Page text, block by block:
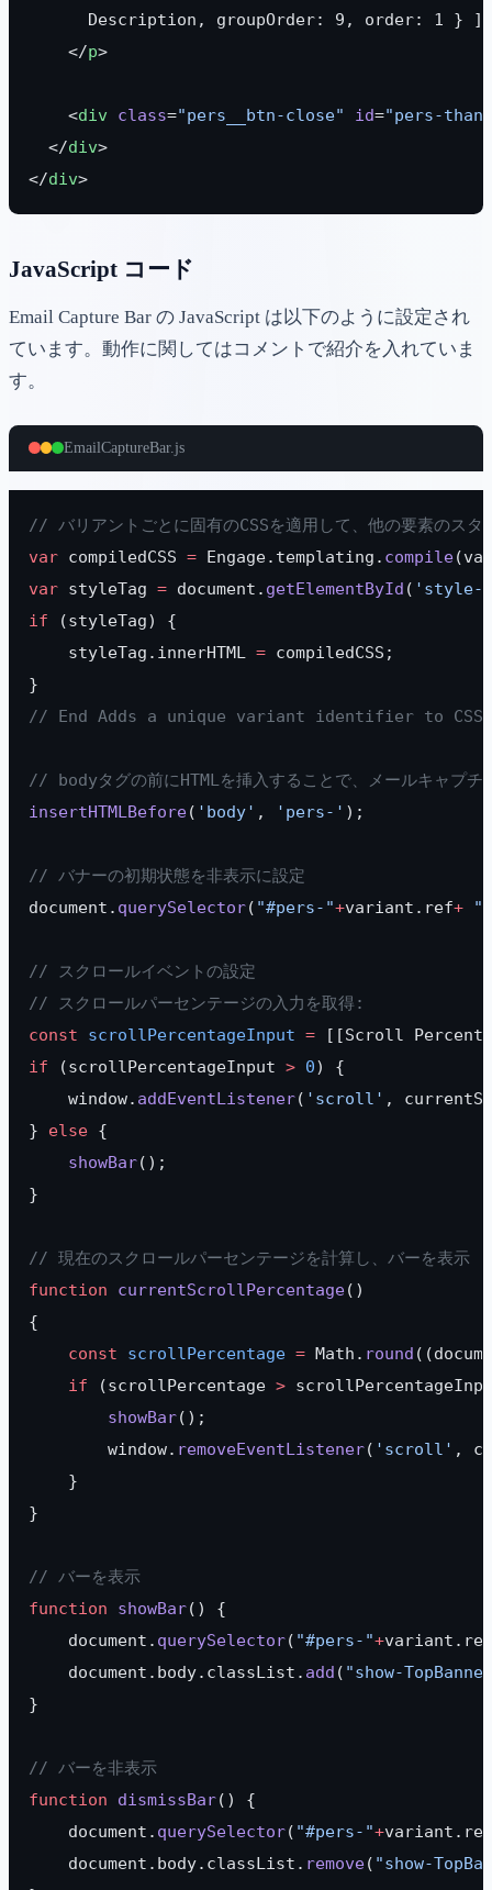
      Description, groupOrder: 9, order: 1 } ]]
    </
p>
    <
div class="pers__btn-close" id="pers-
  </
div>
</div>
JavaScript コード
Email Capture Bar の JavaScript は以下のように設定され
ています。動作に関してはコメントで紹介を入れていま
す。
EmailCaptureBar.js
// バリアントごとに固有のCSSを適用して、他の要素のスタ
var compiledCSS = Engage.templating. compile
var styleTag = document. getElementById ( 'style-'
if (styleTag) {
    styleTag.innerHTML
= compiledCSS;
}
// End Adds a unique variant identifier to CSS
// bodyタグの前にHTMLを挿入することで、メールキャプチ
insertHTMLBefore( 'body' , 'pers-' );
// バナーの初期状態を非表示に設定
document. querySelector( "#pers-"+variant.ref+ "
// スクロールイベントの設定
// スクロールパーセンテージの入力を取得:
const scrollPercentageInput = [[Scroll
if (scrollPercentageInput > 0) {
    window.
addEventListener( 'scroll' ,
} else {
    showBar
();
}
// 現在のスクロールパーセンテージを計算し、バーを表示
function currentScrollPercentage()
{
    const
scrollPercentage = Math. round
    if
(scrollPercentage >
        showBar
();
        window.
removeEventListener( 'scroll' ,
    }
}
// バーを表示
function showBar() {
    document.
querySelector( "#pers-"+variant.ref
    document.body.classList.
add ( "show-
}
// バーを非表示
function dismissBar() {
    document.
querySelector( "#pers-"+variant.ref
    document.body.classList.
remove( "show-